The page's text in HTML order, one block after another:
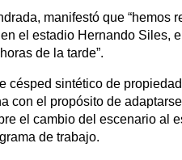
manifestó que “hemos
el estadio Hernando Siles,
de la tarde”.
césped sintético de
con el propósito de
el cambio del escenario al
de trabajo.